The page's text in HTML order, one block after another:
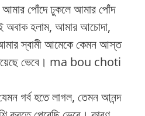
আমার পোঁদে ঢুকলে আমার পোঁদ
অবাক হলাম, আমার আচোদা,
আমার স্বামী আমেকে কেমন আস্ত
দিয়েছে ভেবে। ma bou choti
গর্ব হতে লাগল, তেমন আনন্দ